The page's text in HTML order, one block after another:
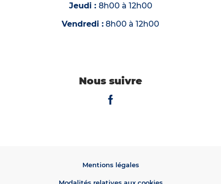
Jeudi : 8h00 à 12h00
Vendredi : 8h00 à 12h00
Nous suivre
Voir la page Facebook de la
Mentions légales
Modalités relatives aux cookies